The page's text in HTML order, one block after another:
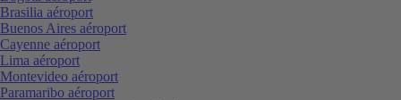
Brasilia aéroport
Buenos Aires aéroport
Cayenne aéroport
Lima aéroport
Montevideo aéroport
Paramaribo aéroport